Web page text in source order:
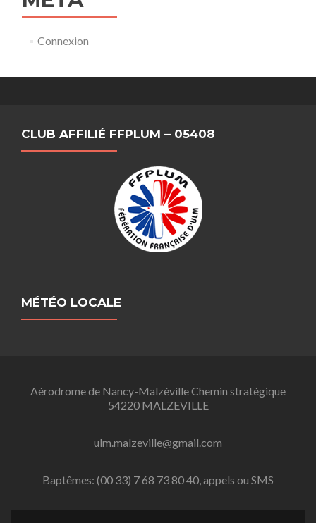
Connexion
CLUB AFFILIÉ FFPLUM – 05408
MÉTÉO LOCALE
Aérodrome de Nancy-Malzéville Chemin stratégique
54220 MALZEVILLE
ulm.malzeville@gmail.com
Baptêmes: (00 33) 7 68 73 80 40, appels ou SMS